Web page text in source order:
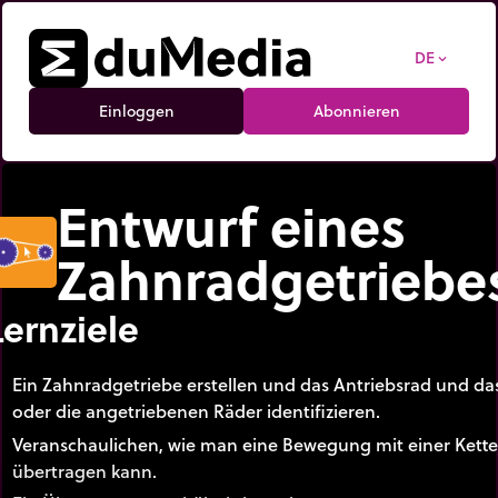
DE expand_more
Einloggen Abonnieren
Entwurf eines
Ein Zahnradgetriebe erstellen und das Antriebsrad und
oder die angetriebenen Räder identifizieren.
Veranschaulichen, wie man eine Bewegung mit einer Kette
übertragen kann.